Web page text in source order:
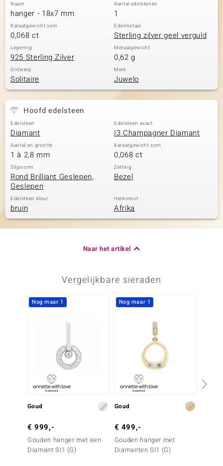
Naam
hanger - 18x7 mm
Aantal edelstenen
1
Karaatgewicht som
0,068 ct
Edelmetaal
Sterling zilver geel verguld
Legering
925 Sterling Zilver
Metaalgewicht
0,62 g
Ontwerp
Solitaire
Merk
Juwelo
Hoofd edelsteen
Edelsteen
Diamant
Edelsteen exact
I3 Champagner Diamant
Aantal en grootte
1 à 2,8 mm
Karaatgewicht som
0,068 ct
Slijpvorm
Rond Brilliant Geslepen,
Geslepen
Zetting
Bezel
Edelsteen kleur
bruin
Herkomst
Afrika
Naar het artikel
Vergelijkbare sieraden
Nog maar 1
Goud
€ 999,-
Gouden hanger met een
Diamant SI1 (G)
Nog maar 1
Goud
€ 499,-
Gouden hanger met
Diamanten SI1 (G)